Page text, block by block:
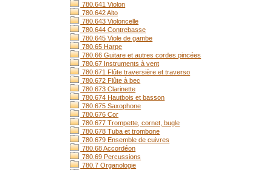
780.641 Violon
780.642 Alto
780.643 Violoncelle
780.644 Contrebasse
780.645 Viole de gambe
780.65 Harpe
780.66 Guitare et autres cordes pincées
780.67 Instruments à vent
780.671 Flûte traversière et traverso
780.672 Flûte à bec
780.673 Clarinette
780.674 Hautbois et basson
780.675 Saxophone
780.676 Cor
780.677 Trompette, cornet, bugle
780.678 Tuba et trombone
780.679 Ensemble de cuivres
780.68 Accordéon
780.69 Percussions
780.7 Organologie